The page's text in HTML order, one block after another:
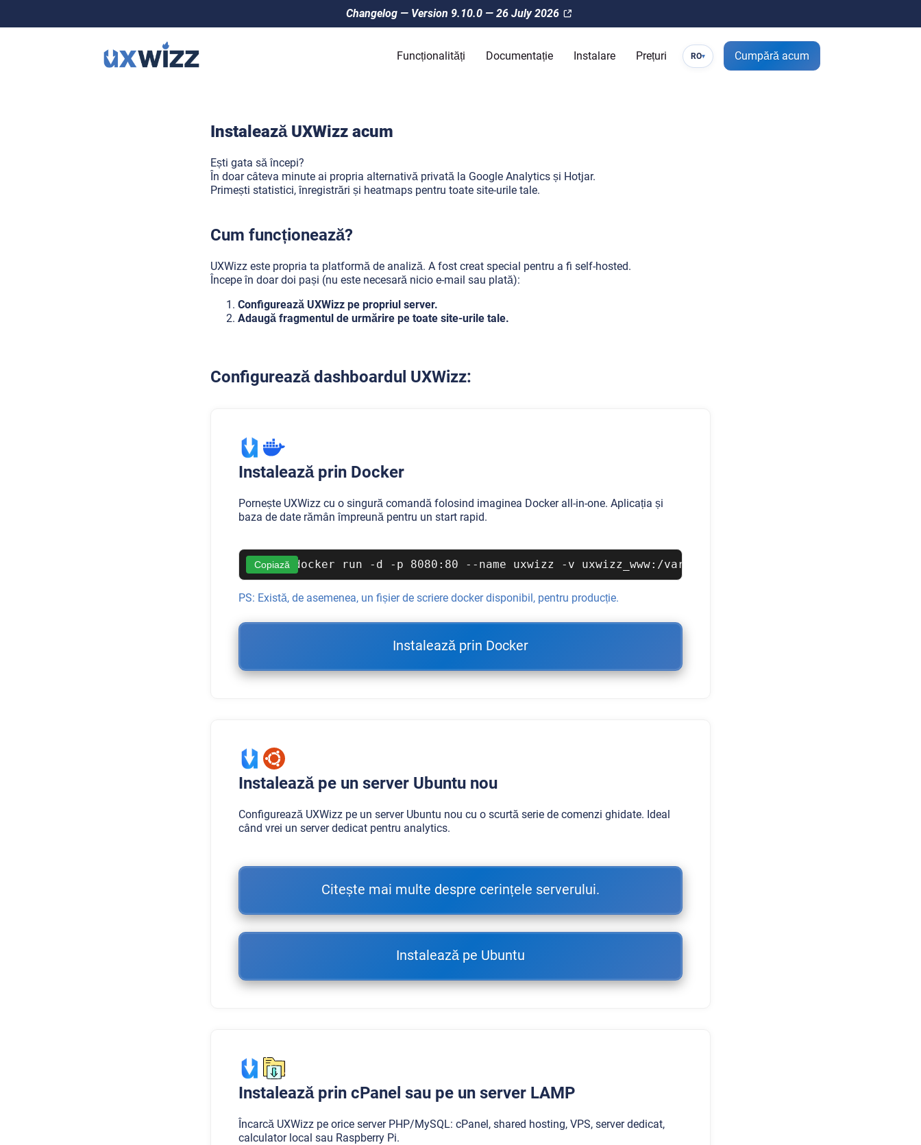
Changelog — Version 9.10.0 — 26 July 2026
Funcționalități Documentație Instalare Prețuri RO▾ Cumpără acum
Instalează UXWizz acum
Ești gata să începi?
În doar câteva minute ai propria alternativă privată la Google Analytics și Hotjar.
Primești statistici, înregistrări și heatmaps pentru toate site-urile tale.
Cum funcționează?
UXWizz este propria ta platformă de analiză. A fost creat special pentru a fi self-hosted.
Începe în doar doi pași (nu este necesară nicio e-mail sau plată):
Configurează UXWizz pe propriul server.
Adaugă fragmentul de urmărire pe toate site-urile tale.
Configurează dashboardul UXWizz:
Instalează prin Docker
Pornește UXWizz cu o singură comandă folosind imaginea Docker all-in-one. Aplicația și
baza de date rămân împreună pentru un start rapid.
Copiază docker run -d -p 8080:80 --name uxwizz -v uxwizz_www:/var/www/html -v uxwizz_db:/var/lib/
PS: Există, de asemenea, un fișier de scriere docker disponibil, pentru producție.
Instalează prin Docker
Instalează pe un server Ubuntu nou
Configurează UXWizz pe un server Ubuntu nou cu o scurtă serie de comenzi ghidate. Ideal
când vrei un server dedicat pentru analytics.
Citește mai multe despre cerințele serverului.
Instalează pe Ubuntu
Instalează prin cPanel sau pe un server LAMP
Încarcă UXWizz pe orice server PHP/MySQL: cPanel, shared hosting, VPS, server dedicat,
calculator local sau Raspberry Pi.